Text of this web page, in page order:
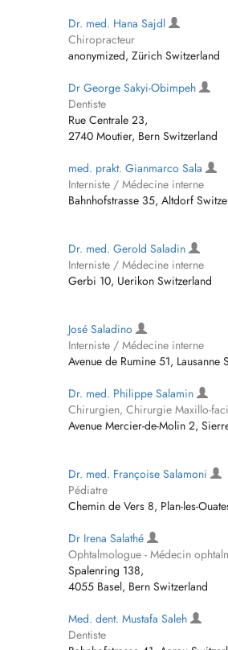
Dr. med. Hana Sajdl
Chiropracteur
anonymized, Zürich Switzerland
Dr George Sakyi-Obimpeh
Dentiste
Rue Centrale 23,
2740 Moutier, Bern Switzerland
med. prakt. Gianmarco Sala
Interniste / Médecine interne
Bahnhofstrasse 35, Altdorf
Dr. med. Gerold Saladin
Interniste / Médecine interne
Gerbi 10, Uerikon Switzerland
José Saladino
Interniste / Médecine interne
Avenue de Rumine 51, Lausanne
Dr. med. Philippe Salamin
Chirurgien, Chirurgie Maxillo-
Avenue Mercier-de-Molin 2,
Dr. med. Françoise Salamoni
Pédiatre
Chemin de Vers 8, Plan-les-
Dr Irena Salathé
Ophtalmologue - Médecin
Spalenring 138,
4055 Basel, Bern Switzerland
Med. dent. Mustafa Saleh
Dentiste